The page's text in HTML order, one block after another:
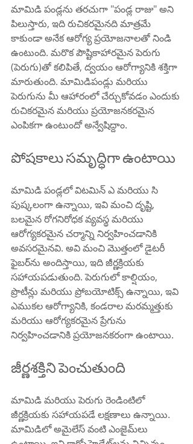
మామిడి పండ్లను తరచుగా "పండ్ల రాజు" అని
పిలుస్తారు, ఇది రుచికరమైనది మాత్రమే
కాకుండా అనేక ఆరోగ్య ప్రయోజనాలతో నిండి
ఉంటుంది. మరొక పౌష్టికాహారమైన పెరుగు
(పెరుగు)తో కలిపితే, ద్వయం ఆరోగ్యానికి శక్తిగా
మారుతుంది. మామిడిపండ్లు మరియు
పెరుగును మీ ఆహారంలో చేర్చుకోవడం ఎందుకు
రుచికరమైన మరియు ప్రయోజనకరమైన
ఎంపికగా ఉంటుందో అన్వేషిద్దాం.
పోషకాలు సమృద్ధిగా ఉంటాయి
మామిడి పండ్లలో విటమిన్ ఎ మరియు సి
పుష్కలంగా ఉన్నాయి, ఇవి మంచి దృష్టి,
బలమైన రోగనిరోధక వ్యవస్థ మరియు
ఆరోగ్యకరమైన చర్మాన్ని నిర్వహించడానికి
అవసరమైనవి. అవి మంచి మొత్తంలో డైటరీ
ఫైబర్‌ను అందిస్తాయి, ఇది జీర్ణక్రియకు
సహాయపడుతుంది. పెరుగులో కాల్షియం,
ప్రొటీన్లు మరియు ప్రోబయోటిక్స్ ఉన్నాయి, ఇవి
ఎముకల ఆరోగ్యానికి, కండరాల మరమ్మత్తుకు
మరియు ఆరోగ్యకరమైన ప్రేగును
నిర్వహించడానికి ప్రయోజనకరంగా ఉంటాయి.
జీర్ణశక్తిని పెంచుతుంది
మామిడి మరియు పెరుగు రెండింటిలో
జీర్ణక్రియకు సహాయపడే లక్షణాలు ఉన్నాయి.
మామిడిలో అమైలేస్ వంటి ఎంజైమ్‌లు